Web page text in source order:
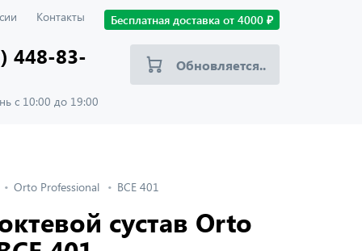
Контакты Бесплатная доставка от 4000 ₽
448-83-
с 10:00 до 19:00
Обновляется..
Orto Professional BCE 401
сустав Orto